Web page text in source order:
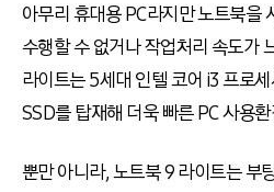
아무리 휴대용 PC라지만 노트북을
수행할 수 없거나 작업처리 속도가
라이트는 5세대 인텔 코어 i3 프로
SSD를 탑재해 더욱 빠른 PC 사용
뿐만 아니라, 노트북 9 라이트는 부